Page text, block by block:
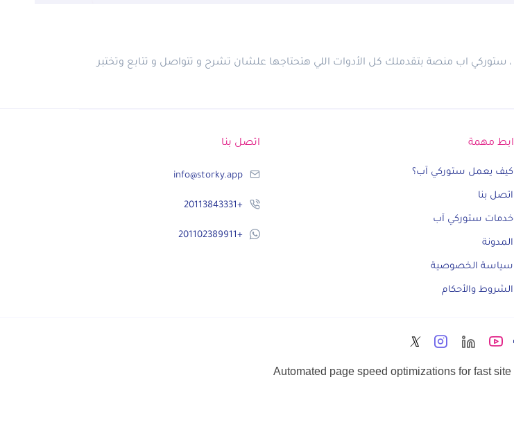
اب منصة بتقدملك كل الأدوات اللي هتحتاجها علشان تشرح و تتواصل و تتابع وتختبر
مهمة
كيف يعمل ستوركي آب؟
اتصل بنا
خدمات ستوركي آب
المدونة
سياسة الخصوصية
الشروط والأحكام
اتصل بنا
info@storky.app
+20113843331‬
+201102389911